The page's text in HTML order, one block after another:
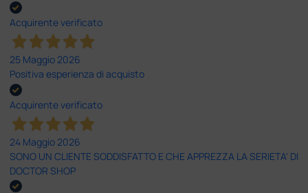
Acquirente verificato
25 Maggio 2026
Positiva esperienza di acquisto
Acquirente verificato
24 Maggio 2026
SONO UN CLIENTE SODDISFATTO E CHE APPREZZA LA SERIETA' DI
DOCTOR SHOP